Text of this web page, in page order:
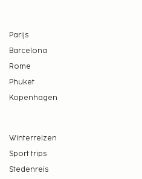
Parijs
Barcelona
Rome
Phuket
Kopenhagen
Winterreizen
Sport trips
Stedenreis